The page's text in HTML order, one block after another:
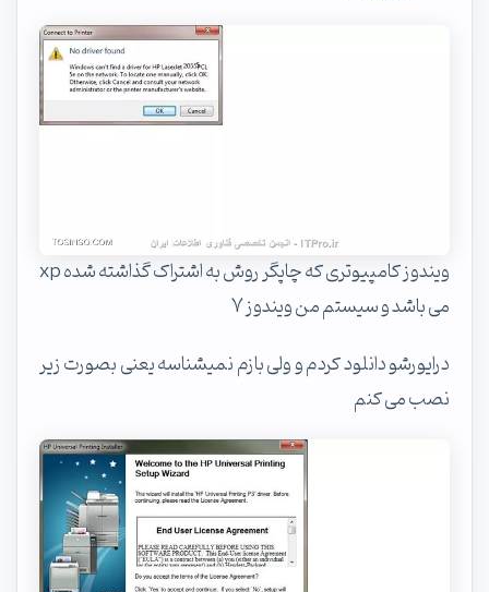
ویندوز کامپیوتری که چاپگر روش به اشتراک گذاشته شده xp
می باشد و سیستم من ویندوز 7
درایورشو دانلود کردم و ولی بازم نمیشناسه یعنی بصورت زیر
نصب می کنم